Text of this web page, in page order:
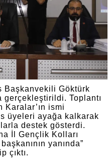
Başkanvekili Göktürk
gerçekleştirildi. Toplantı
Karalar’ın ismi
üyeleri ayağa kalkarak
destek gösterdi.
İl Gençlik Kolları
yanında”
çıktı.